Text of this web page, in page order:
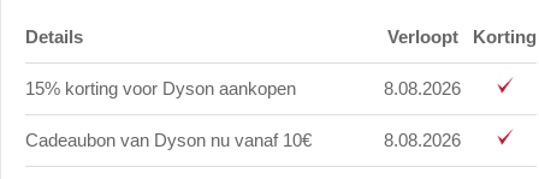
Details Verloopt Korting
15% korting voor Dyson aankopen 8.08.2026
Cadeaubon van Dyson nu vanaf 10€ 8.08.2026